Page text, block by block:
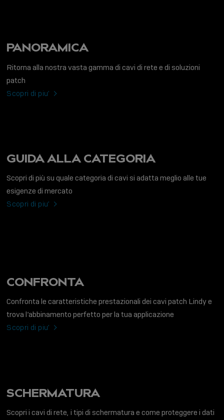
PANORAMICA
Ritorna alla nostra vasta gamma di cavi di rete e di soluzioni
patch
Scopri di piu’
GUIDA ALLA CATEGORIA
Scopri di più su quale categoria di cavi si adatta meglio alle tue
esigenze di mercato
Scopri di piu’
CONFRONTA
Confronta le caratteristiche prestazionali dei cavi patch Lindy e
trova l’abbinamento perfetto per la tua applicazione
Scopri di piu’
SCHERMATURA
Scopri i cavi di rete, i tipi di schermatura e come proteggere i dati